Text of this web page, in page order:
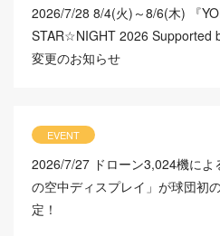
2026/7/28 8/4(火)～8/6(木) 『
STAR☆NIGHT 2026 Supported
変更のお知らせ
EVENT
2026/7/27 ドローン3,024機に
の空中ディスプレイ」が球団初
定！